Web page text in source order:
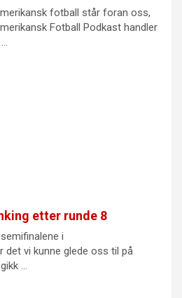
fotball står foran oss,
Fotball Podkast handler
etter runde 8
i
det vi kunne glede oss til på
...